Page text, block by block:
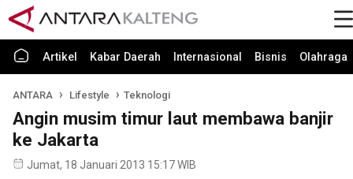
Artikel Kabar Daerah Internasional Bisnis Olahraga
ANTARA Lifestyle Teknologi
Angin musim timur laut membawa banjir
ke Jakarta
Jumat, 18 Januari 2013 15:17 WIB